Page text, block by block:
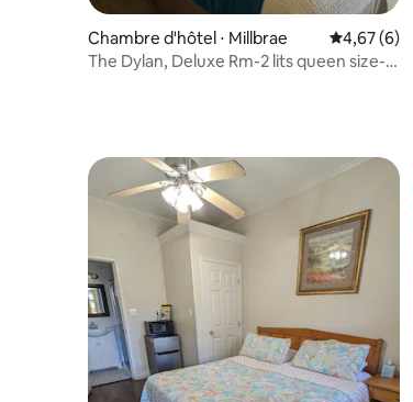
Chambre d'hôtel ⋅ Millbrae Évaluation
4,67 (6)
The Dylan, Deluxe Rm-2 lits queen size-